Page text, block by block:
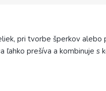
pri tvorbe šperkov
ľahko prešíva a kombinuje s